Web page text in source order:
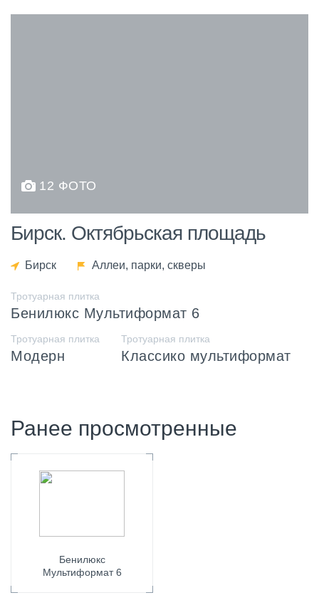
12 ФОТО
Бирск. Октябрьская площадь
Бирск Аллеи, парки, скверы
Тротуарная плитка
Бенилюкс Мультиформат 6
Тротуарная плитка
Модерн
Тротуарная плитка
Классико мультиформат
Ранее просмотренные
Бенилюкс
Мультиформат 6